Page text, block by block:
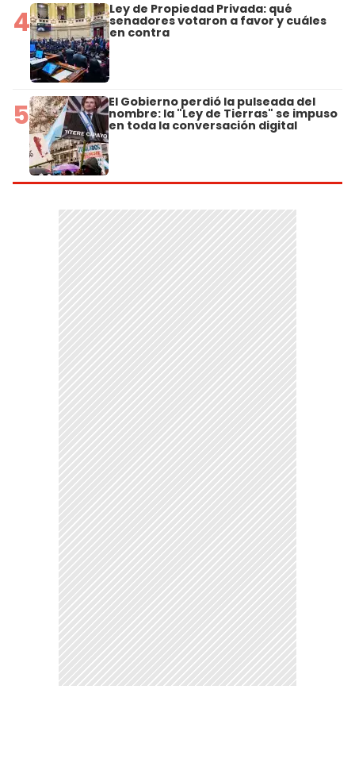
4 Ley de Propiedad Privada: qué
senadores votaron a favor y cuáles
en contra
5 El Gobierno perdió la pulseada del
nombre: la "Ley de Tierras" se impuso
en toda la conversación digital